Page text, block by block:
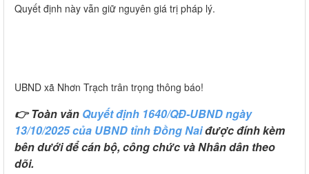
Quyết định này vẫn giữ nguyên giá trị pháp lý.
UBND xã Nhơn Trạch trân trọng thông báo!
👉 Toàn văn Quyết định 1640/QĐ-UBND ngày
13/10/2025 của UBND tỉnh Đồng Naiđược đính kèm
bên dưới để cán bộ, công chức và Nhân dân theo
dõi.